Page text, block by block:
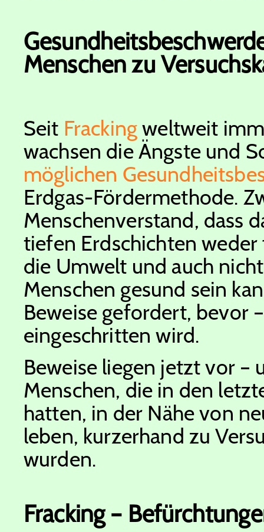
Menschen zu
Seit Frackingweltweit
wachsen die Ängste und
möglichen
Erdgas-Fördermethode.
Menschenverstand, dass
tiefen Erdschichten
die Umwelt und auch
Menschen gesund sein
Beweise gefordert, bevor
eingeschritten wird.
Beweise liegen jetzt vor –
Menschen, die in den
hatten, in der Nähe von
leben, kurzerhand zu
wurden.
Fracking –